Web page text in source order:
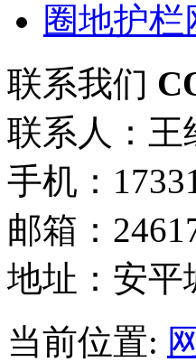
圈地护栏
联系我们
联系人：王
手机：
邮箱：
地址：安平
当前位置: